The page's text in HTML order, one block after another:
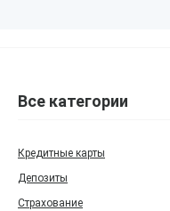
Все категории
Кредитные карты
Депозиты
Страхование